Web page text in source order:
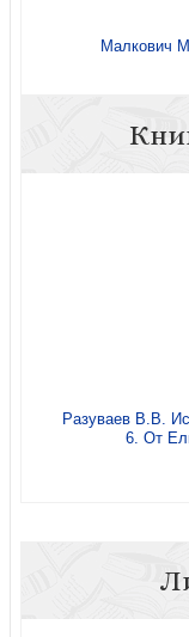
Малкович
Разуваев В.В.
6. От